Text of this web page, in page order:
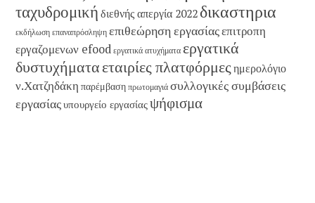
ταχυδρομική διεθνής απεργία 2022 δικαστηρια
εκδήλωση επαναπρόσληψη επιθεώρηση εργασίαςεπιτροπη
εργαζομενων efood εργατικά ατυχήματα εργατικά
δυστυχήματαεταιρίες πλατφόρμες ημερολόγιο
ν.Χατζηδάκη παρέμβαση πρωτομαγιά συλλογικές συμβάσεις
εργασίαςυπουργείο εργασίαςψήφισμα